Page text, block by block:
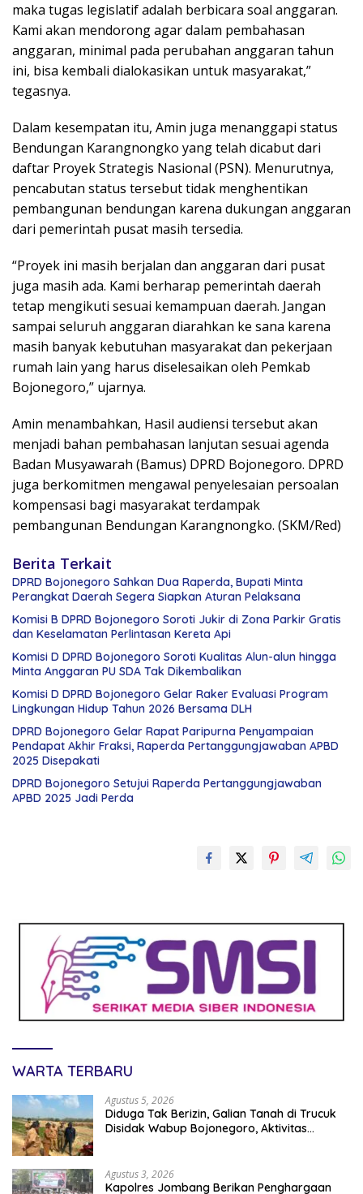
maka tugas legislatif adalah berbicara soal anggaran.
Kami akan mendorong agar dalam pembahasan
anggaran, minimal pada perubahan anggaran tahun
ini, bisa kembali dialokasikan untuk masyarakat,”
tegasnya.
Dalam kesempatan itu, Amin juga menanggapi status
Bendungan Karangnongko yang telah dicabut dari
daftar Proyek Strategis Nasional (PSN). Menurutnya,
pencabutan status tersebut tidak menghentikan
pembangunan bendungan karena dukungan anggaran
dari pemerintah pusat masih tersedia.
“Proyek ini masih berjalan dan anggaran dari pusat
juga masih ada. Kami berharap pemerintah daerah
tetap mengikuti sesuai kemampuan daerah. Jangan
sampai seluruh anggaran diarahkan ke sana karena
masih banyak kebutuhan masyarakat dan pekerjaan
rumah lain yang harus diselesaikan oleh Pemkab
Bojonegoro,” ujarnya.
Amin menambahkan, Hasil audiensi tersebut akan
menjadi bahan pembahasan lanjutan sesuai agenda
Badan Musyawarah (Bamus) DPRD Bojonegoro. DPRD
juga berkomitmen mengawal penyelesaian persoalan
kompensasi bagi masyarakat terdampak
pembangunan Bendungan Karangnongko. (SKM/Red)
Berita Terkait
DPRD Bojonegoro Sahkan Dua Raperda, Bupati Minta
Perangkat Daerah Segera Siapkan Aturan Pelaksana
Komisi B DPRD Bojonegoro Soroti Jukir di Zona Parkir Gratis
dan Keselamatan Perlintasan Kereta Api
Komisi D DPRD Bojonegoro Soroti Kualitas Alun-alun hingga
Minta Anggaran PU SDA Tak Dikembalikan
Komisi D DPRD Bojonegoro Gelar Raker Evaluasi Program
Lingkungan Hidup Tahun 2026 Bersama DLH
DPRD Bojonegoro Gelar Rapat Paripurna Penyampaian
Pendapat Akhir Fraksi, Raperda Pertanggungjawaban APBD
2025 Disepakati
DPRD Bojonegoro Setujui Raperda Pertanggungjawaban
APBD 2025 Jadi Perda
WARTA TERBARU
Agustus 5, 2026
Diduga Tak Berizin, Galian Tanah di Trucuk
Disidak Wabup Bojonegoro, Aktivitas
Agustus 3, 2026
Kapolres Jombang Berikan Penghargaan